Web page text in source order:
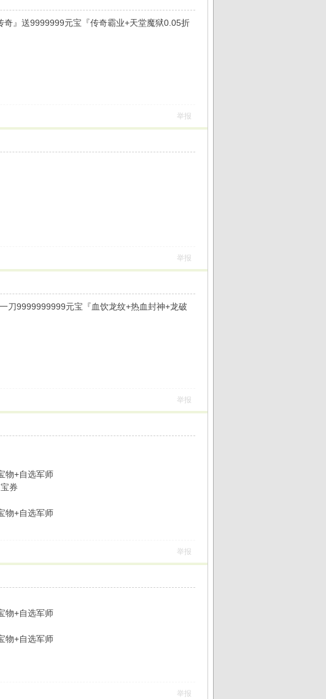
奇』送9999999元宝『传奇霸业+天堂魔狱0.05折
举报
举报
刀9999999999元宝『血饮龙纹+热血封神+龙破
举报
物+自选军师
券
物+自选军师
举报
物+自选军师
物+自选军师
举报